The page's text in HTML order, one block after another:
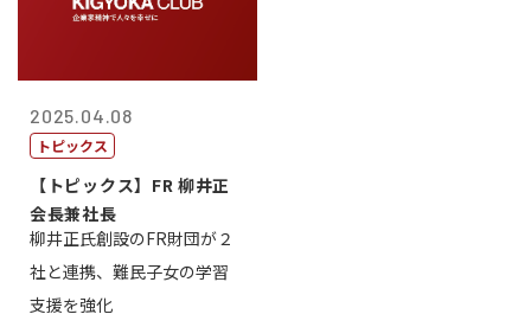
2025.04.08
トピックス
【トピックス】FR 柳井正
会長兼社長
柳井正氏創設のFR財団が２
社と連携、難民子女の学習
支援を強化